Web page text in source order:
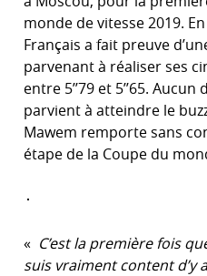
monde de vitesse 2019.
Français a fait preuve
parvenant à réaliser ses
entre 5’’79 et 5’’65.
parvient à atteindre le
Mawem remporte sans
étape de la Coupe du
« C’est la première fois
suis vraiment content d’y